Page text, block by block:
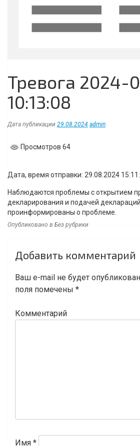
Тревога 2024-
10:13:08
Дата публикации 29.08.2024 admin
Просмотров 64
Дата, время отправки: 29.08.2024
Наблюдаются проблемы с открытием
декларирования и подачей
проинформированы о проблеме.
Опубликовано в Без рубрики
по
записям
Добавить комментарий
Ваш e-mail не будет
поля помечены *
Комментарий
Имя *